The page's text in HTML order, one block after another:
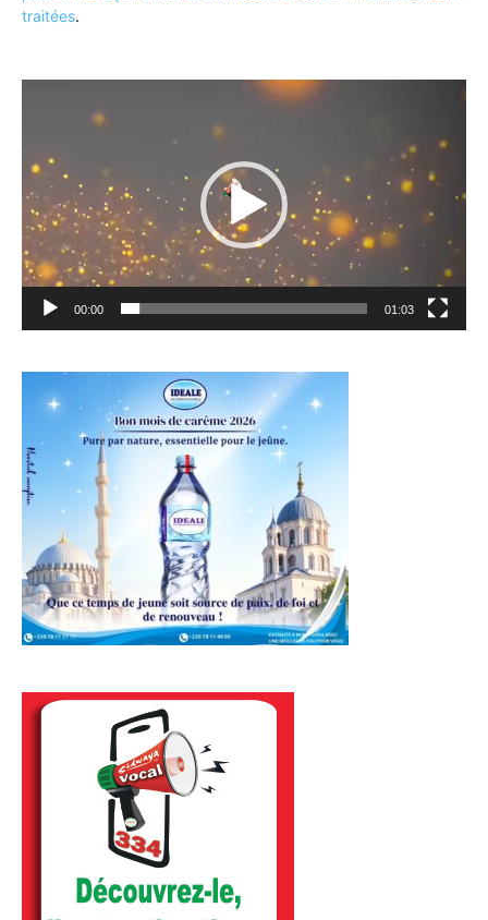
traitées.
00:00 01:03